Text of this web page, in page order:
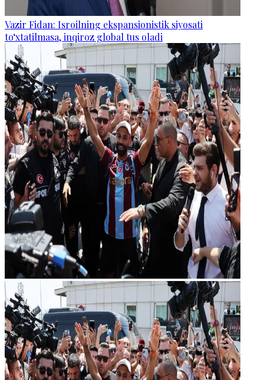
Vazir Fidan: Isroilning ekspansionistik siyosati
to‘xtatilmasa, inqiroz global tus oladi